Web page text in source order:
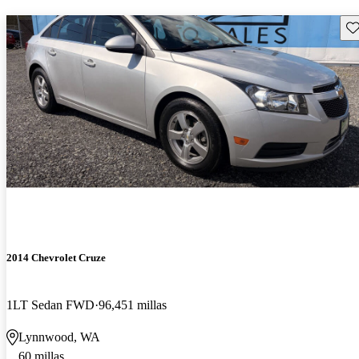
2014 Chevrolet Cruze
1LT Sedan FWD 96,451 millas
Lynnwood, WA